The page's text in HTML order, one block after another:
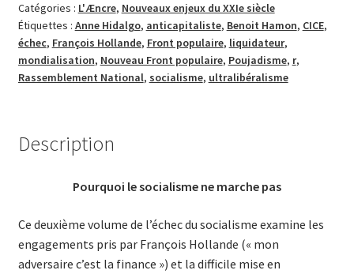
Hollande,
le
liquidateur
(volume
Catégories : L'Æncre, Nouveaux enjeux du XXIe siècle
Étiquettes : Anne Hidalgo, anticapitaliste, Benoit Hamon, CICE,
échec, François Hollande, Front populaire, liquidateur,
mondialisation, Nouveau Front populaire, Poujadisme, r,
Rassemblement National, socialisme, ultralibéralisme
Description
Pourquoi le socialisme ne marche pas
Ce deuxième volume de l’échec du socialisme examine les
engagements pris par François Hollande (« mon
adversaire c’est la finance ») et la difficile mise en